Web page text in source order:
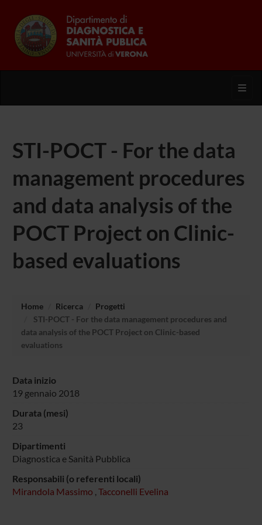
STI-POCT - For the data
management procedures
and data analysis of the
POCT Project on Clinic-
based evaluations
Home Ricerca
Progetti
STI-POCT - For the data management procedures and
data analysis of the POCT Project on Clinic-based
evaluations
Data inizio
19 gennaio 2018
Durata (mesi)
23
Dipartimenti
Diagnostica e Sanità Pubblica
Responsabili (o referenti locali)
Mirandola Massimo , Tacconelli Evelina